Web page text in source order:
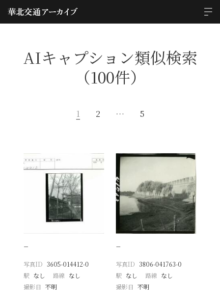
AIキャプション類似検索
（100件）
1 2 … 5
−
写真ID 3605-014412-0
駅 なし 路線 なし
撮影日
不明
−
写真ID 3806-041763-0
駅 なし 路線 なし
撮影日 不明